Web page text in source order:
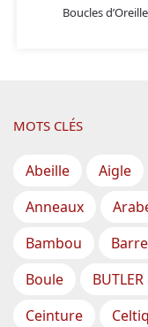
Boucles
MOTS CLÉS
Abeille Aigle
Anneaux
Bambou
Boule
Ceinture